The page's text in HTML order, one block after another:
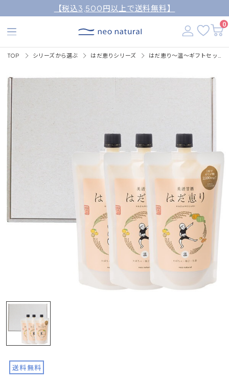
【税込3,500円以上で送料無料】
0
TOP シリーズから選ぶ はだ恵りシリーズ
送料無料